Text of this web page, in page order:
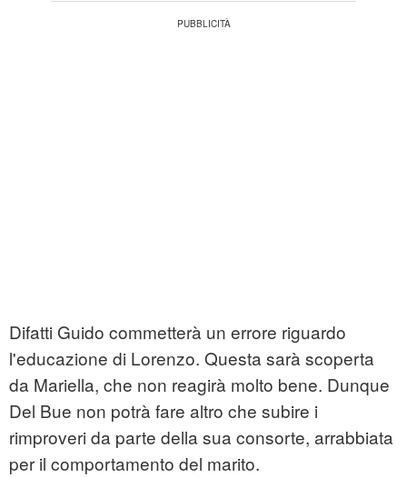
Difatti Guido commetterà un errore riguardo
l'educazione di Lorenzo. Questa sarà scoperta
da Mariella, che non reagirà molto bene. Dunque
Del Bue non potrà fare altro che subire i
rimproveri da parte della sua consorte, arrabbiata
per il comportamento del marito.